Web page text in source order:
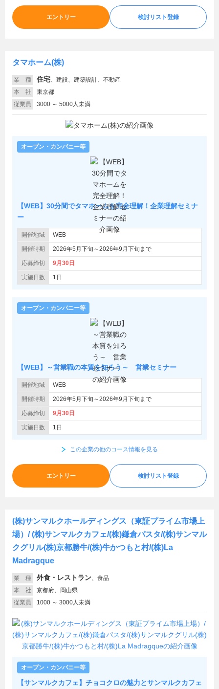
エントリー 検討リスト登録
タマホーム(株)
業 種 住宅、 建設、建築設計、不動産
本 社
東京都
従業員
3000 ～ 5000人未満
オープン・カンパニー等
【WEB】30分間でタマホームを完全理解！企業理解セミナ
ー
開催地域 WEB
開催時期 2026年5月下旬～2026年9月下旬まで
応募締切 9月30日
実施日数 1日
オープン・カンパニー等
【WEB】～営業職の本質を知ろう～ 営業セミナー
開催地域 WEB
開催時期 2026年5月下旬～2026年9月下旬まで
応募締切 9月30日
実施日数 1日
この企業の他のコース情報を見る
エントリー 検討リスト登録
(株)サンマルクホールディングス（東証プライム市場上
場）/ (株)サンマルクカフェ/(株)鎌倉パスタ/(株)サンマル
クグリル(株)京都勝牛/(株)牛かつもと村/(株)La
Madragque
業 種 外食・レストラン、 食品
本 社
京都府、岡山県
従業員
1000 ～ 3000人未満
オープン・カンパニー等
【サンマルクカフェ】チョコクロの魅力とサンマルクカフェ